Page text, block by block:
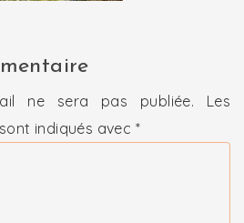
ne sera pas publiée.
Les
indiqués avec *